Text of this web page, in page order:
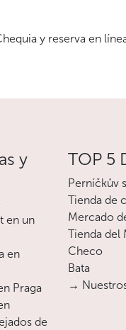
y reserva en
y
en un
en
Praga
de
TOP 5
Perníčkův
Tienda de
Mercado
Tienda del
Checo
Bata
→